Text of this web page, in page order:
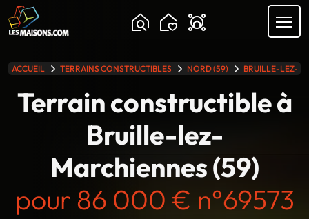
ACCUEIL TERRAINS CONSTRUCTIBLES NORD (59) BRUILLE-LEZ-
Terrain constructible à
Bruille-lez-
Marchiennes (59)
pour 86 000 € n°69573